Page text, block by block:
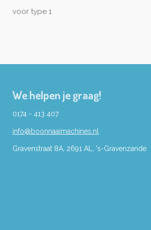
voor type 1
We helpen je graag!
0174 - 413 407
info@boonnaaimachines.nl
Gravenstraat 8A, 2691 AL, 's-Gravenzande